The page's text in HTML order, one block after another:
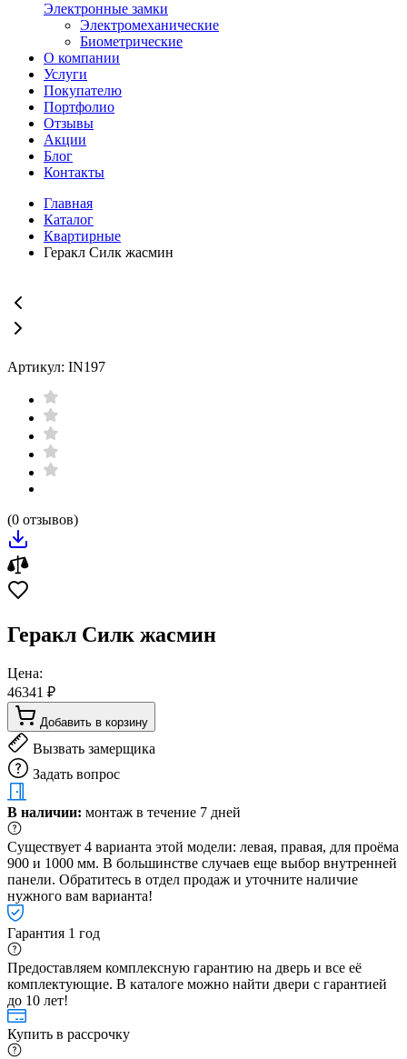
Электронные замки
Электромеханические
Биометрические
О компании
Услуги
Покупателю
Портфолио
Отзывы
Акции
Блог
Контакты
Главная
Каталог
Квартирные
Геракл Силк жасмин
Артикул: IN197
(0 отзывов)
Геракл Силк жасмин
Цена:
46341 ₽
Добавить в корзину
Вызвать замерщика
Задать вопрос
В наличии: монтаж в течение 7 дней
Существует 4 варианта этой модели: левая, правая, для проёма
900 и 1000 мм. В большинстве случаев еще выбор внутренней
панели. Обратитесь в отдел продаж и уточните наличие
нужного вам варианта!
Гарантия 1 год
Предоставляем комплексную гарантию на дверь и все её
комплектующие. В каталоге можно найти двери с гарантией
до 10 лет!
Купить в рассрочку